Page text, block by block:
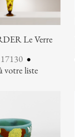
Le Verre
votre liste